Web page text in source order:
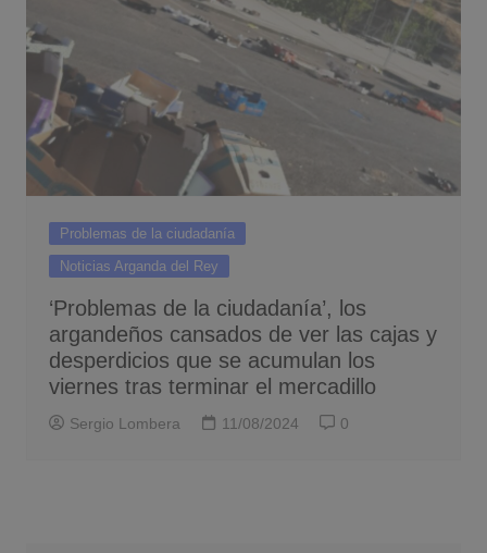
Problemas de la ciudadanía
Noticias Arganda del Rey
‘Problemas de la ciudadanía’, los
argandeños cansados de ver las cajas y
desperdicios que se acumulan los
viernes tras terminar el mercadillo
Sergio Lombera 11/08/2024 0